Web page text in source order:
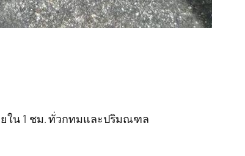
ใน 1 ชม. ทั่วกทมและปริมณฑล